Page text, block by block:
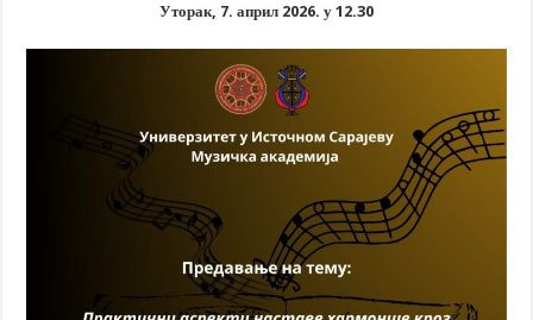
Уторак, 7. април 2026. у 12.30